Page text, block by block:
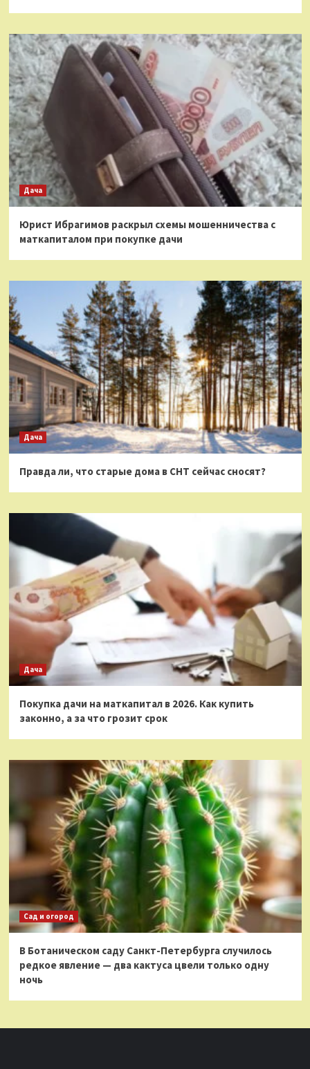
Дача
Юрист Ибрагимов раскрыл схемы мошенничества с
маткапиталом при покупке дачи
Дача
Правда ли, что старые дома в СНТ сейчас сносят?
Дача
Покупка дачи на маткапитал в 2026. Как купить
законно, а за что грозит срок
Сад и огород
В Ботаническом саду Санкт-Петербурга случилось
редкое явление — два кактуса цвели только одну
ночь